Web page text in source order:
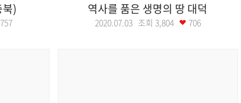
)
757
역사를 품은 생명의 땅 대덕
2020.07.03 조회 3,804 706